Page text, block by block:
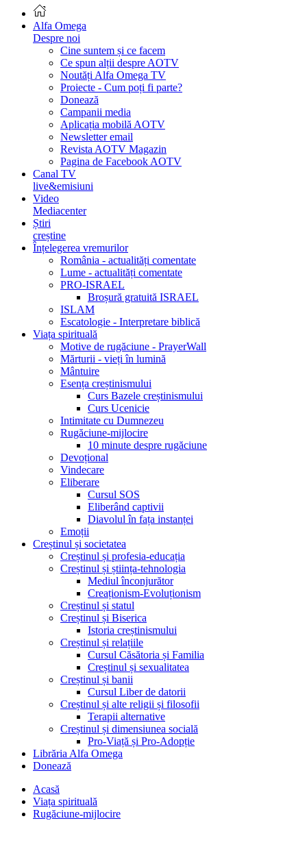
Alfa Omega
Despre noi
Cine suntem și ce facem
Ce spun alții despre AOTV
Noutăți Alfa Omega TV
Proiecte - Cum poți fi parte?
Donează
Campanii media
Aplicația mobilă AOTV
Newsletter email
Revista AOTV Magazin
Pagina de Facebook AOTV
Canal TV
live&emisiuni
Video
Mediacenter
Știri
creștine
Înțelegerea vremurilor
România - actualități comentate
Lume - actualități comentate
PRO-ISRAEL
Broșură gratuită ISRAEL
ISLAM
Escatologie - Interpretare biblică
Viața spirituală
Motive de rugăciune - PrayerWall
Mărturii - vieți în lumină
Mântuire
Esența creștinismului
Curs Bazele creștinismului
Curs Ucenicie
Intimitate cu Dumnezeu
Rugăciune-mijlocire
10 minute despre rugăciune
Devoțional
Vindecare
Eliberare
Cursul SOS
Eliberând captivii
Diavolul în fața instanței
Emoții
Creștinul și societatea
Creștinul și profesia-educația
Creștinul și știința-tehnologia
Mediul înconjurător
Creaționism-Evoluționism
Creștinul și statul
Creștinul și Biserica
Istoria creștinismului
Creștinul și relațiile
Cursul Căsătoria și Familia
Creștinul și sexualitatea
Creștinul și banii
Cursul Liber de datorii
Creștinul și alte religii și filosofii
Terapii alternative
Creștinul și dimensiunea socială
Pro-Viață și Pro-Adopție
Librăria Alfa Omega
Donează
Acasă
Viața spirituală
Rugăciune-mijlocire